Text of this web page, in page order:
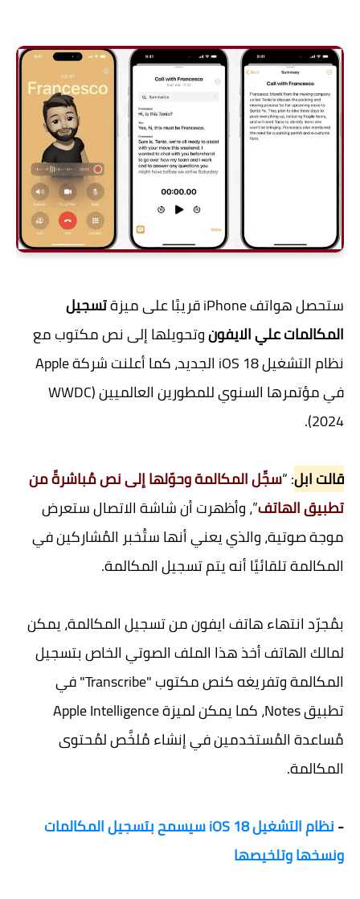
ستحصل هواتف iPhone قريبًا على ميزة
تسجيل
المكالمات علي الايفونوتحويلها إلى نص مكتوب مع
نظام التشغيل iOS 18 الجديد، كما أعلنت شركة Apple
في مؤتمرها السنوي للمطورين العالميين (WWDC
2024).
قالت ابل: “سجِّل المكالمة وحوّلها إلى نص مُباشرةً من
تطبيق الهاتف”، وأظهرت أن شاشة الاتصال ستعرض
موجة صوتية، والذي يعني أنها ستُخبر المُشاركين في
المكالمة تلقائيًا أنه يتم تسجيل المكالمة.
بمُجرّد انتهاء هاتف ايفون من تسجيل المكالمة، يمكن
لمالك الهاتف أخذ هذا الملف الصوتي الخاص بتسجيل
المكالمة وتفريغه كنص مكتوب "Transcribe" في
تطبيق Notes، كما يمكن لميزة Apple Intelligence
مُساعدة المُستخدمين في إنشاء مُلخَّص لمُحتوى
المكالمة.
-
نظام التشغيل iOS 18 سيسمح بتسجيل المكالمات
ونسخها وتلخيصها